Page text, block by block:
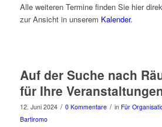
Alle weiteren Termine finden Sie hier
zur Ansicht in unserem Kalender.
Auf der Suche nach
für Ihre
12. Juni 2024 / 0 Kommentare / in Für
Bartiromo